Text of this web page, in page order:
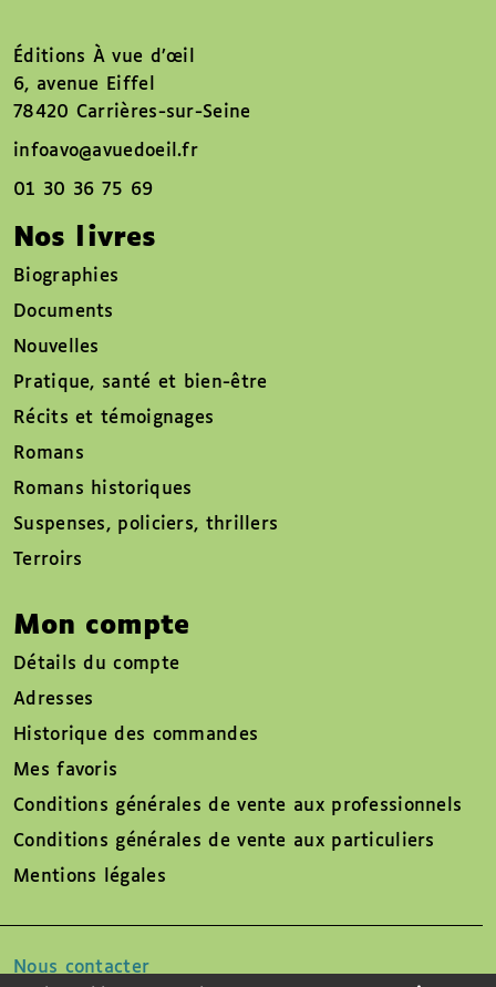
Éditions À vue d’œil
6, avenue Eiffel
78420 Carrières-sur-Seine
infoavo@avuedoeil.fr
01 30 36 75 69
Nos livres
Biographies
Documents
Nouvelles
Pratique, santé et bien-être
Récits et témoignages
Romans
Romans historiques
Suspenses, policiers, thrillers
Terroirs
Mon compte
Détails du compte
Adresses
Historique des commandes
Mes favoris
Conditions générales de vente aux professionnels
Conditions générales de vente aux particuliers
Mentions légales
Nous contacter